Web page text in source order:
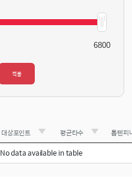
6800
적용
대상포인트 평균타수 톱텐피
No data available in table